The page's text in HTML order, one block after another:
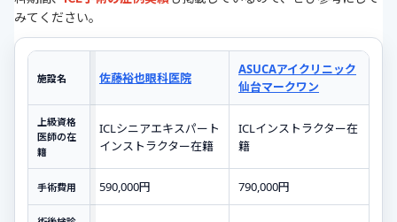
みてください。
施設名 佐藤裕也眼科医院
ASUCAアイクリニック
仙台マークワン
上級資格
医師の在
籍
ICLシニアエキスパート
インストラクター在籍
ICLインストラクター在
籍
手術費用 590,000円 790,000円